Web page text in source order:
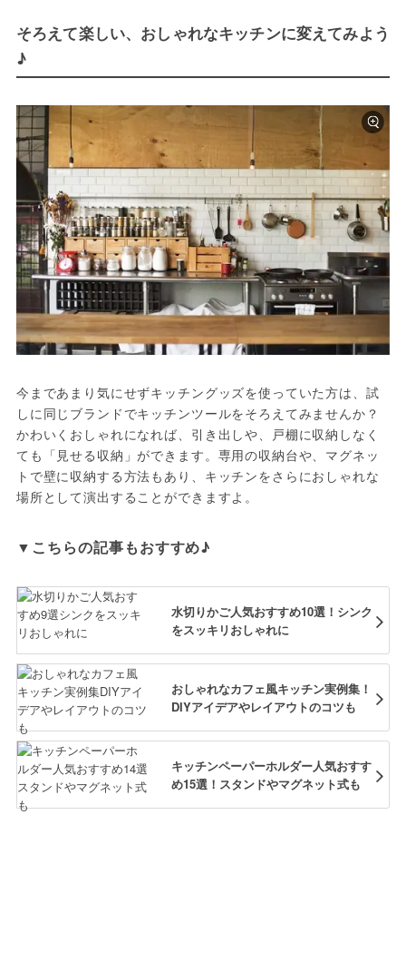
そろえて楽しい、おしゃれなキッチンに変えてみよう
♪
今まであまり気にせずキッチングッズを使っていた方は、試
しに同じブランドでキッチンツールをそろえてみませんか？
かわいくおしゃれになれば、引き出しや、戸棚に収納しなく
ても「見せる収納」ができます。専用の収納台や、マグネッ
トで壁に収納する方法もあり、キッチンをさらにおしゃれな
場所として演出することができますよ。
▼こちらの記事もおすすめ♪
水切りかご人気おすすめ10選！シンク
をスッキリおしゃれに
おしゃれなカフェ風キッチン実例集！
DIYアイデアやレイアウトのコツも
キッチンペーパーホルダー人気おすす
め15選！スタンドやマグネット式も